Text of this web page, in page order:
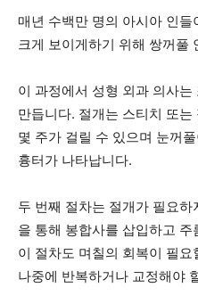
매년 수백만 명의 아시아 인
크게 보이게하기 위해 쌍꺼풀
이 과정에서 성형 외과 의사
만듭니다. 절개는 스티치 또
몇 주가 걸릴 수 있으며 눈꺼
흉터가 나타납니다.
두 번째 절차는 절개가 필요
을 통해 봉합사를 삽입하고
이 절차도 며칠의 회복이 필
나중에 반복하거나 교정해야